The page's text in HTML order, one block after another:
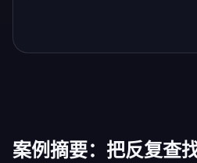
案例摘要：把反复查